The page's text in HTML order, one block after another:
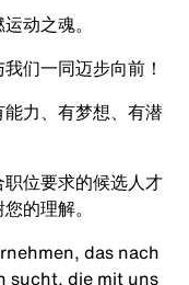
动之魂。
们一同迈步向前！
力、有梦想、有潜
位要求的候选人才
的理解。
das nach
sucht, die mit uns